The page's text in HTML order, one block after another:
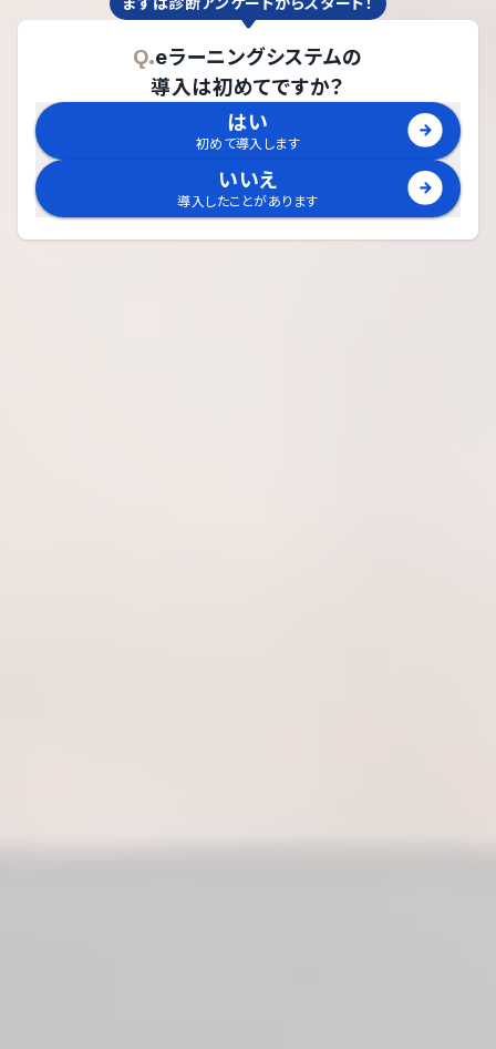
Q.eラーニングシステムの
導入は初めてですか？
はい
初めて導入します
いいえ
導入したことがあります